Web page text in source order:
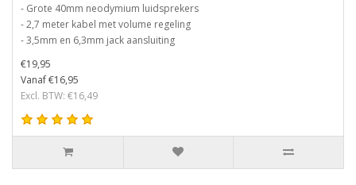
- Grote 40mm neodymium luidsprekers
- 2,7 meter kabel met volume regeling
- 3,5mm en 6,3mm jack aansluiting
€19,95
Vanaf €16,95
Excl. BTW: €16,49